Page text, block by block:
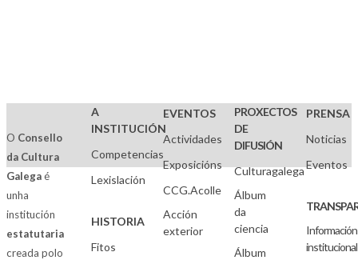
O Consello
da Cultura
Galegaé
unha
institución
estatutaria
creada polo
A
INSTITUCIÓN
Competencias
Lexislación
HISTORIA
Fitos
EVENTOS
Actividades
Exposicións
CCG.Acolle
Acción
exterior
PROXECTOS
DE
DIFUSIÓN
Culturagalega
Álbum
da
ciencia
Álbum
PRENSA
Noticias
Eventos
Información
institucional